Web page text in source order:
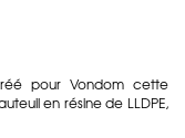
pour Vondom cette
en résine de LLDPE,